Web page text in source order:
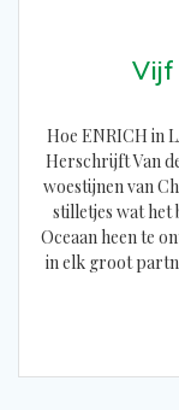
Vijf
Hoe ENRICH in
Herschrijft Van
woestijnen van
stilletjes wat het
Oceaan heen te
in elk groot